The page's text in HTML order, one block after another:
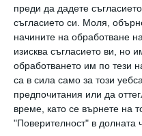
преди да дадете
съгласието си. Моля,
начините на обработване
изисква съгласието ви, но
обработването им по тези
са в сила само за този
предпочитания или да
време, като се върнете на
"Поверителност" в долната
до дадена
във филм,
новините.
Докладът разкрива
факти за